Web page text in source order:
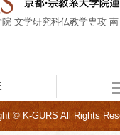
文学研究科仏教学専攻
© K-GURS All Rights